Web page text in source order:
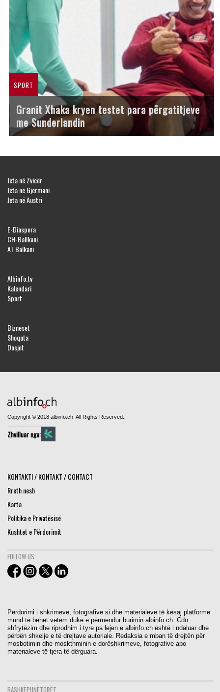
SPORT
Granit Xhaka kryen testet para përgatitjeve
me Sunderlandin
Jeta në Zvicër
Jeta në Gjermani
Jeta në Austri
E-Diaspora
CH-Ballkani
AT Balkani
Albinfo.tv
Kalendari
Sport
Bizneset
Shoqata
Dosjet
Copyright © 2018 albinfo.ch. All Rights Reserved.
Zhvilluar nga:
KONTAKTI / KONTAKT / CONTACT
Rreth nesh
Karta
Politika e Privatësisë
Kushtet e Përdorimit
FOLLOW US:
Përdorimi i shkrimeve, fotografive si dhe materialeve të kësaj platforme
mund të bëhet vetëm duke e përmendur burimin albinfo.ch. Cdo
shfrytëzim dhe riprodhim i tyre pa lejen e albinfo.ch është i ndaluar dhe
përbën shkelje e të drejtave autoriale. Redaksia e mban të drejtën për
mosbotimin dhe moskthminin e dorëshkrimeve, fotografive apo
materialeve të tjera të dërguara.
BASHKËPUNËTORËT